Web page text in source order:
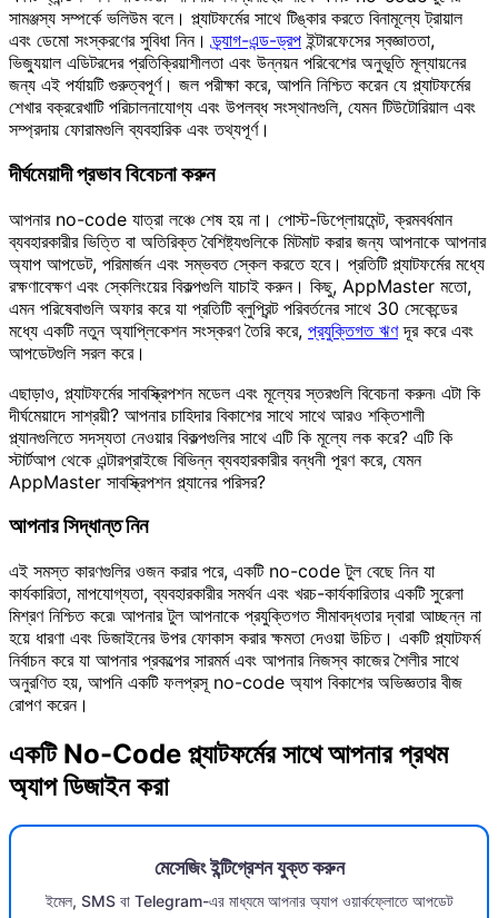
সামঞ্জস্য সম্পর্কে ভলিউম বলে। প্ল্যাটফর্মের সাথে টিঙ্কার করতে বিনামূল্যে ট্রায়াল
এবং ডেমো সংস্করণের সুবিধা নিন।ড্র্যাগ-এন্ড-ড্রপ ইন্টারফেসের স্বজ্ঞাততা,
ভিজ্যুয়াল এডিটরদের প্রতিক্রিয়াশীলতা এবং উন্নয়ন পরিবেশের অনুভূতি মূল্যায়নের
জন্য এই পর্যায়টি গুরুত্বপূর্ণ। জল পরীক্ষা করে, আপনি নিশ্চিত করেন যে প্ল্যাটফর্মের
শেখার বক্ররেখাটি পরিচালনাযোগ্য এবং উপলব্ধ সংস্থানগুলি, যেমন টিউটোরিয়াল এবং
সম্প্রদায় ফোরামগুলি ব্যবহারিক এবং তথ্যপূর্ণ।
দীর্ঘমেয়াদী প্রভাব বিবেচনা করুন
আপনার no-code যাত্রা লঞ্চে শেষ হয় না। পোস্ট-ডিপ্লোয়মেন্ট, ক্রমবর্ধমান
ব্যবহারকারীর ভিত্তি বা অতিরিক্ত বৈশিষ্ট্যগুলিকে মিটমাট করার জন্য আপনাকে আপনার
অ্যাপ আপডেট, পরিমার্জন এবং সম্ভবত স্কেল করতে হবে। প্রতিটি প্ল্যাটফর্মের মধ্যে
রক্ষণাবেক্ষণ এবং স্কেলিংয়ের বিকল্পগুলি যাচাই করুন। কিছু, AppMaster মতো,
এমন পরিষেবাগুলি অফার করে যা প্রতিটি ব্লুপ্রিন্ট পরিবর্তনের সাথে 30 সেকেন্ডের
মধ্যে একটি নতুন অ্যাপ্লিকেশন সংস্করণ তৈরি করে, প্রযুক্তিগত ঋণদূর করে এবং
আপডেটগুলি সরল করে।
এছাড়াও, প্ল্যাটফর্মের সাবস্ক্রিপশন মডেল এবং মূল্যের স্তরগুলি বিবেচনা করুন৷ এটা কি
দীর্ঘমেয়াদে সাশ্রয়ী? আপনার চাহিদার বিকাশের সাথে সাথে আরও শক্তিশালী
প্ল্যানগুলিতে সদস্যতা নেওয়ার বিকল্পগুলির সাথে এটি কি মূল্যে লক করে? এটি কি
স্টার্টআপ থেকে এন্টারপ্রাইজে বিভিন্ন ব্যবহারকারীর বন্ধনী পূরণ করে, যেমন
AppMaster সাবস্ক্রিপশন প্ল্যানের পরিসর?
আপনার সিদ্ধান্ত নিন
এই সমস্ত কারণগুলির ওজন করার পরে, একটি no-code টুল বেছে নিন যা
কার্যকারিতা, মাপযোগ্যতা, ব্যবহারকারীর সমর্থন এবং খরচ-কার্যকারিতার একটি সুরেলা
মিশ্রণ নিশ্চিত করে৷ আপনার টুল আপনাকে প্রযুক্তিগত সীমাবদ্ধতার দ্বারা আচ্ছন্ন না
হয়ে ধারণা এবং ডিজাইনের উপর ফোকাস করার ক্ষমতা দেওয়া উচিত। একটি প্ল্যাটফর্ম
নির্বাচন করে যা আপনার প্রকল্পের সারমর্ম এবং আপনার নিজস্ব কাজের শৈলীর সাথে
অনুরণিত হয়, আপনি একটি ফলপ্রসূ no-code অ্যাপ বিকাশের অভিজ্ঞতার বীজ
রোপণ করেন।
একটি No-Code প্ল্যাটফর্মের সাথে আপনার প্রথম
অ্যাপ ডিজাইন করা
মেসেজিং ইন্টিগ্রেশন যুক্ত করুন
ইমেল, SMS বা Telegram-এর মাধ্যমে আপনার অ্যাপ ওয়ার্কফ্লোতে আপডেট